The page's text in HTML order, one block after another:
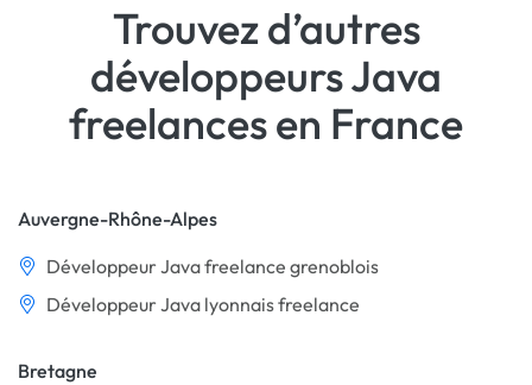
Trouvez d’autres
développeurs Java
freelances en France
Auvergne-Rhône-Alpes
Développeur Java freelance grenoblois
Développeur Java lyonnais freelance
Bretagne